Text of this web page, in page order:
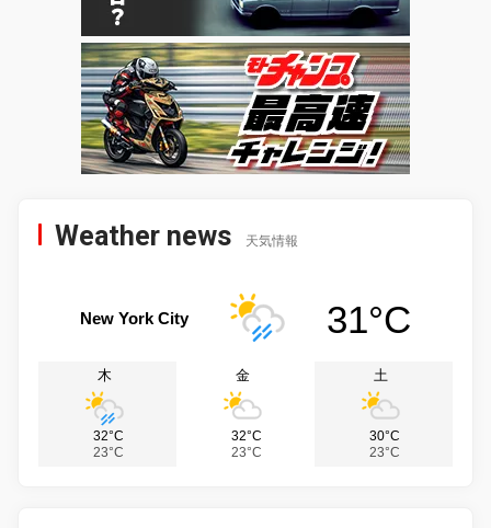
Weather news 天気情報
New York City 31°C
木
32°C
23°C
金
32°C
23°C
土
30°C
23°C